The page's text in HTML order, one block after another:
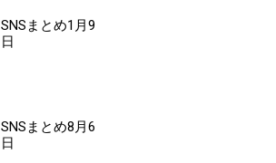
SNSまとめ1月9
日
SNSまとめ8月6
日